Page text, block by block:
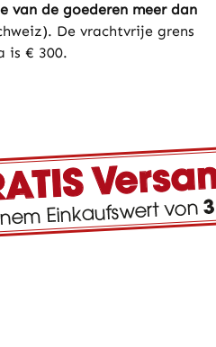
van de goederen meer dan
De vrachtvrije grens
is € 300.